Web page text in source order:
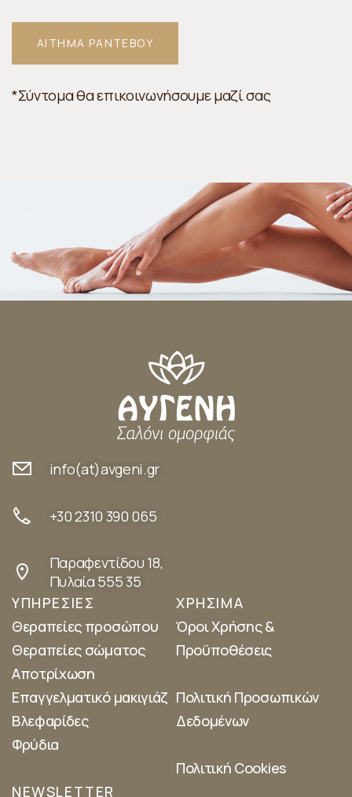
*Σύντομα θα επικοινωνήσουμε μαζί σας
info(at)avgeni.gr
+30 2310 390 065
Παραφεντίδου 18,
Πυλαία 555 35
ΥΠΗΡΕΣΙΕΣ
Θεραπείες προσώπου
Θεραπείες σώματος
Αποτρίχωση
Επαγγελματικό μακιγιάζ
Βλεφαρίδες
Φρύδια
ΧΡΗΣΙΜΑ
Όροι Χρήσης &
Προϋποθέσεις
Πολιτική Προσωπικών
Δεδομένων
Πολιτική Cookies
NEWSLETTER